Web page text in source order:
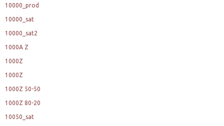
10000_prod
10000_sat
10000_sat2
1000A Z
1000Z
1000Z
1000Z 50-50
1000Z 80-20
10050_sat